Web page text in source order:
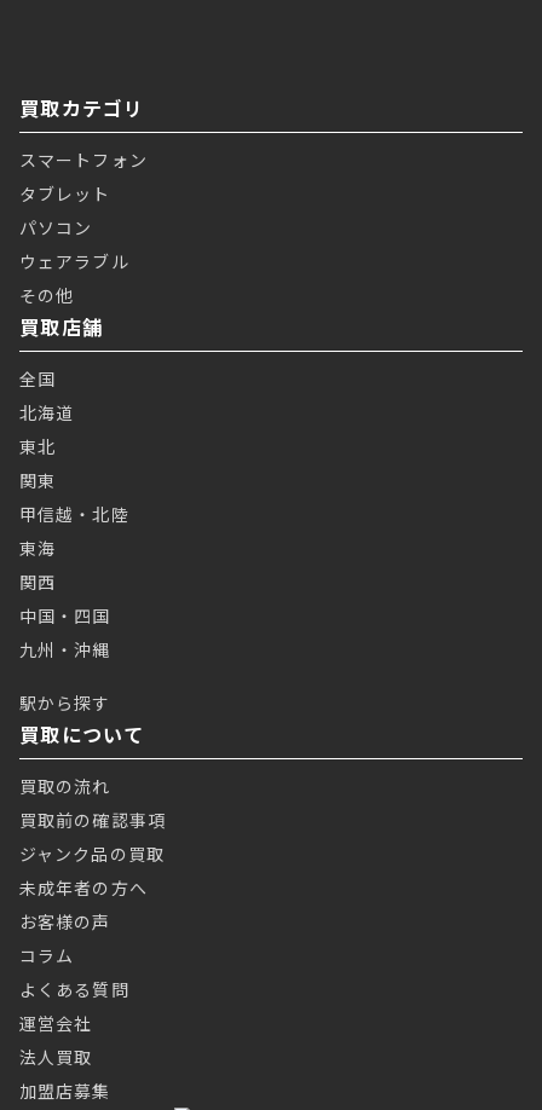
買取カテゴリ
スマートフォン
タブレット
パソコン
ウェアラブル
その他
買取店舗
全国
北海道
東北
関東
甲信越・北陸
東海
関西
中国・四国
九州・沖縄
駅から探す
買取について
買取の流れ
買取前の確認事項
ジャンク品の買取
未成年者の方へ
お客様の声
コラム
よくある質問
運営会社
法人買取
加盟店募集